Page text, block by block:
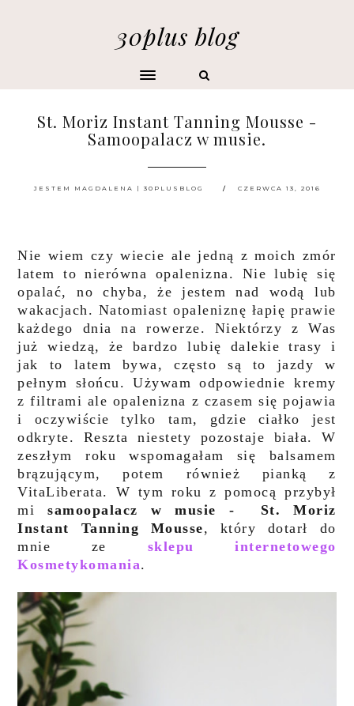
30plus blog
St. Moriz Instant Tanning Mousse -
Samoopalacz w musie.
JESTEM MAGDALENA | 30PLUSBLOG CZERWCA 13, 2016
Nie wiem czy wiecie ale jedną z moich zmór
latem to nierówna opalenizna. Nie lubię się
opalać, no chyba, że jestem nad wodą lub
wakacjach. Natomiast opaleniznę łapię prawie
każdego dnia na rowerze. Niektórzy z Was
już wiedzą, że bardzo lubię dalekie trasy i
jak to latem bywa, często są to jazdy w
pełnym słońcu. Używam odpowiednie kremy
z filtrami ale opalenizna z czasem się pojawia
i oczywiście tylko tam, gdzie ciałko jest
odkryte. Reszta niestety pozostaje biała. W
zeszłym roku wspomagałam się balsamem
brązującym, potem również pianką z
VitaLiberata. W tym roku z pomocą przybył
misamoopalacz w musie - St. Moriz
Instant Tanning Mousse, który dotarł do
mnie ze sklepu internetowego
Kosmetykomania.